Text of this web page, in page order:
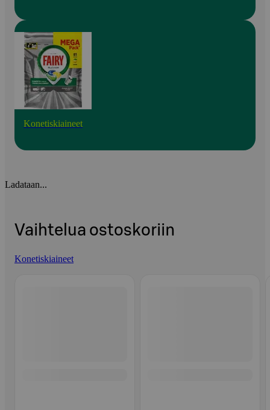
Konetiskiaineet
Ladataan...
Vaihtelua ostoskoriin
Konetiskiaineet